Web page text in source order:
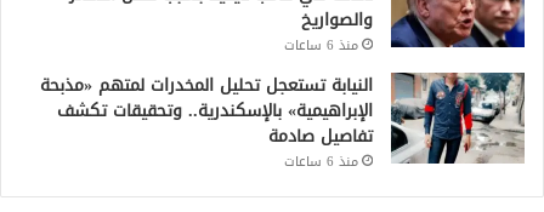
والصواريخ
منذ 6 ساعات
النيابة تستعجل تحليل المخدرات لمتهم «مذبحة
الإبراهيمية» بالإسكندرية.. وتحقيقات تكشف
تفاصيل صادمة
منذ 6 ساعات